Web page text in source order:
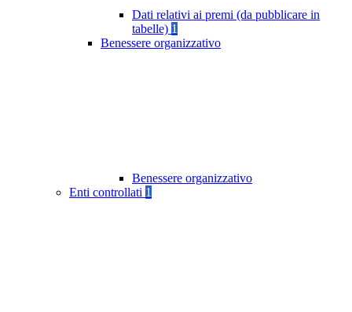
Dati relativi ai premi (da pubblicare in
tabelle) 1
Benessere organizzativo
Benessere organizzativo
Enti controllati 1